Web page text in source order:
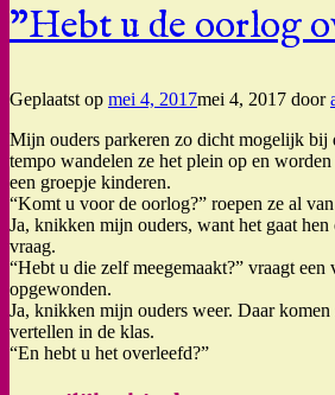
"Hebt u de oorlog
Geplaatst op mei 4, 2017mei 4, 2017 door
Mijn ouders parkeren zo dicht mogelijk bij
tempo wandelen ze het plein op en
een groepje kinderen.
“Komt u voor de oorlog?” roepen ze al
Ja, knikken mijn ouders, want het gaat
vraag.
“Hebt u die zelf meegemaakt?” vraagt een
opgewonden.
Ja, knikken mijn ouders weer. Daar komen
vertellen in de klas.
“En hebt u het overleefd?”